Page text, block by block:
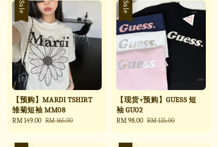
Sale
【预购】MARDI TSHIRT
雏菊短袖 MM08
Sale
RM 149.00 Regular
RM 165.00
Sale
【现货+预购】GUESS 短
袖 GU02
Sale
RM 98.00 Regular
RM 135.00